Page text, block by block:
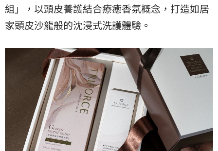
組」，以頭皮養護結合療癒香氛概念，打造如居
家頭皮沙龍般的沈浸式洗護體驗。